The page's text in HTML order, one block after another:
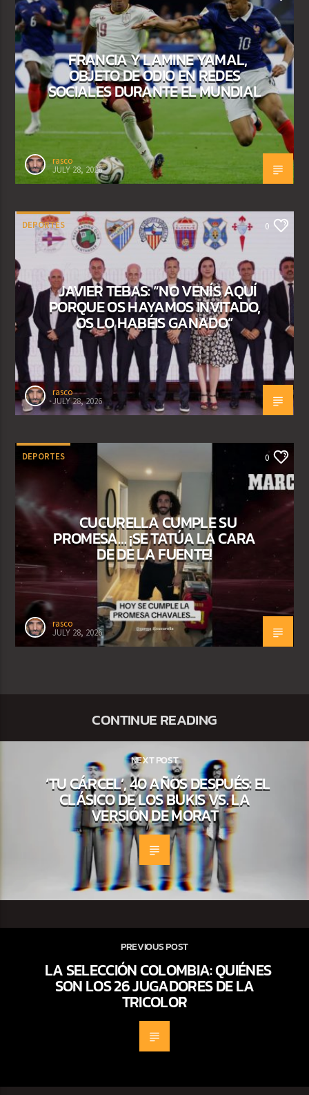
FRANCIA Y LAMINE YAMAL,
OBJETO DE ODIO EN REDES
SOCIALES DURANTE EL MUNDIAL
rasco
JULY 28, 2026
DEPORTES 0
JAVIER TEBAS: “NO VENÍS AQUÍ
PORQUE OS HAYAMOS INVITADO,
OS LO HABÉIS GANADO”
rasco
JULY 28, 2026
DEPORTES 0
CUCURELLA CUMPLE SU
PROMESA… ¡SE TATÚA LA CARA
DE DE LA FUENTE!
rasco
JULY 28, 2026
CONTINUE READING
NEXT POST
‘TU CÁRCEL’, 40 AÑOS DESPUÉS: EL
CLÁSICO DE LOS BUKIS VS. LA
VERSIÓN DE MORAT
PREVIOUS POST
LA SELECCIÓN COLOMBIA: QUIÉNES
SON LOS 26 JUGADORES DE LA
TRICOLOR